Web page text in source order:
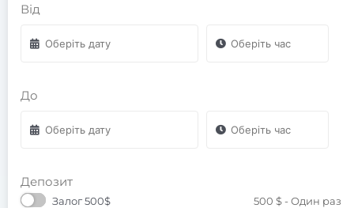
Від
До
Депозит
Залог 500$ 500 $- Один раз